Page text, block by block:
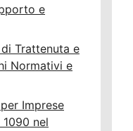
e
Trattenuta e
Normativi e
Imprese
1090 nel